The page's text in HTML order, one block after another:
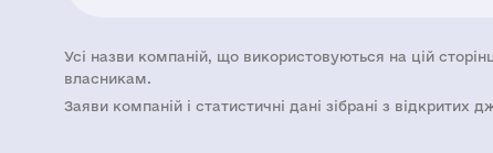
Усі назви компаній, що використовуються на цій
власникам.
Заяви компаній i статистичні дані зібрані з відкритих